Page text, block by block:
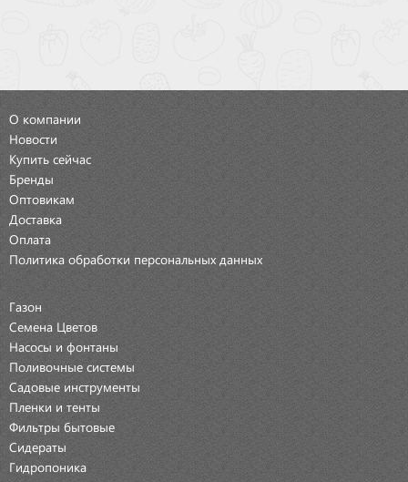
О компании
Новости
Купить сейчас
Бренды
Оптовикам
Доставка
Оплата
Политика обработки персональных данных
Газон
Семена Цветов
Насосы и фонтаны
Поливочные системы
Садовые инструменты
Пленки и тенты
Фильтры бытовые
Сидераты
Гидропоника